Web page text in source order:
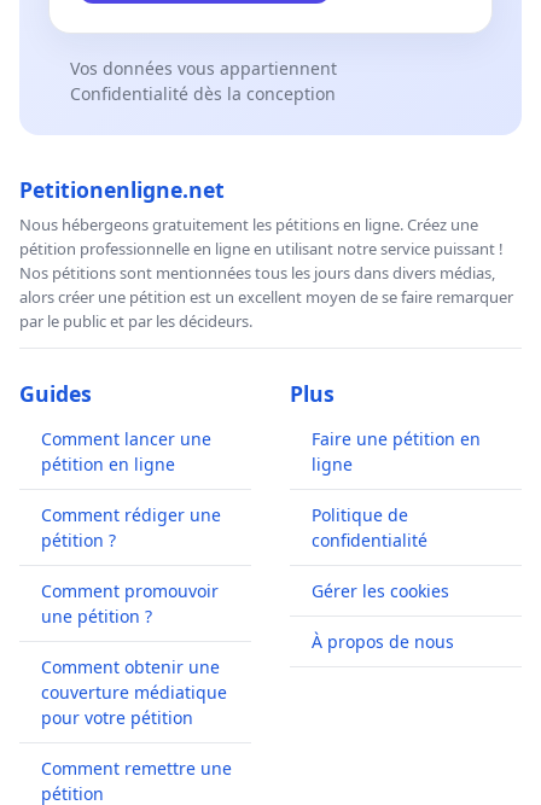
Vos données vous appartiennent
Confidentialité dès la conception
Petitionenligne.net
Nous hébergeons gratuitement les pétitions en ligne. Créez une
pétition professionnelle en ligne en utilisant notre service puissant !
Nos pétitions sont mentionnées tous les jours dans divers médias,
alors créer une pétition est un excellent moyen de se faire remarquer
par le public et par les décideurs.
Guides
Comment lancer une
pétition en ligne
Comment rédiger une
pétition ?
Comment promouvoir
une pétition ?
Comment obtenir une
couverture médiatique
pour votre pétition
Comment remettre une
pétition
Plus
Faire une pétition en
ligne
Politique de
confidentialité
Gérer les cookies
À propos de nous